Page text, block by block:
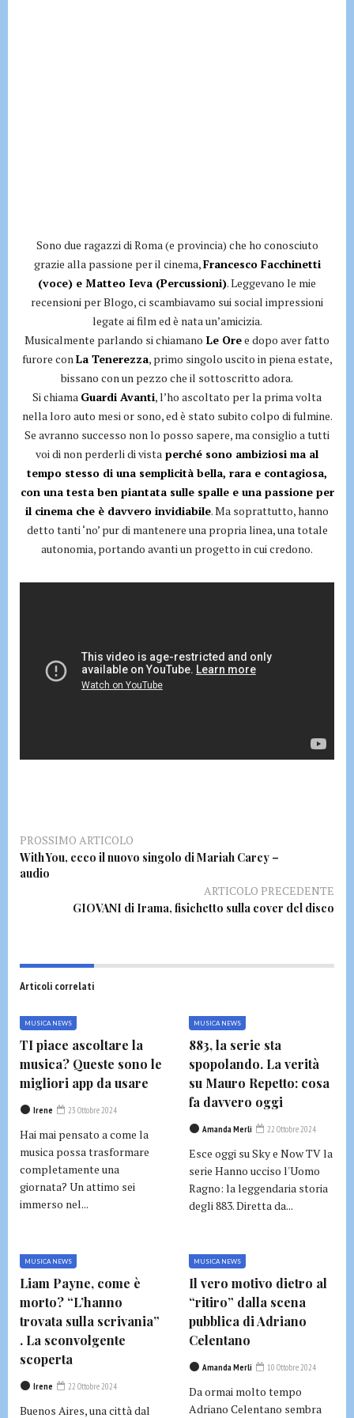
Sono due ragazzi di Roma (e provincia) che ho conosciuto
grazie alla passione per il cinema,Francesco Facchinetti
(voce) e Matteo Ieva (Percussioni). Leggevano le mie
recensioni per Blogo, ci scambiavamo sui social impressioni
legate ai film ed è nata un’amicizia.
Musicalmente parlando si chiamano Le Oree dopo aver fatto
furore conLa Tenerezza, primo singolo uscito in piena estate,
bissano con un pezzo che il sottoscritto adora.
Si chiama Guardi Avanti, l’ho ascoltato per la prima volta
nella loro auto mesi or sono, ed è stato subito colpo di fulmine.
Se avranno successo non lo posso sapere, ma consiglio a tutti
voi di non perderli di vista perché sono ambiziosi ma al
tempo stesso di una semplicità bella, rara e contagiosa,
con una testa ben piantata sulle spalle e una passione per
il cinema che è davvero invidiabile. Ma soprattutto, hanno
detto tanti ‘no’ pur di mantenere una propria linea, una totale
autonomia, portando avanti un progetto in cui credono.
PROSSIMO ARTICOLO
With You, ecco il nuovo singolo di Mariah Carey –
audio
ARTICOLO PRECEDENTE
GIOVANI di Irama, fisichetto sulla cover del disco
Articoli correlati
MUSICA NEWS
TI piace ascoltare la
musica? Queste sono le
migliori app da usare
Irene 23 Ottobre 2024
Hai mai pensato a come la
musica possa trasformare
completamente una
giornata? Un attimo sei
immerso nel...
MUSICA NEWS
883, la serie sta
spopolando. La verità
su Mauro Repetto: cosa
fa davvero oggi
Amanda Merli 22 Ottobre 2024
Esce oggi su Sky e Now TV la
serie Hanno ucciso l'Uomo
Ragno: la leggendaria storia
degli 883. Diretta da...
MUSICA NEWS
Liam Payne, come è
morto? “L’hanno
trovata sulla scrivania”
. La sconvolgente
scoperta
Irene 22 Ottobre 2024
Buenos Aires, una città dal
MUSICA NEWS
Il vero motivo dietro al
“ritiro” dalla scena
pubblica di Adriano
Celentano
Amanda Merli 10 Ottobre 2024
Da ormai molto tempo
Adriano Celentano sembra